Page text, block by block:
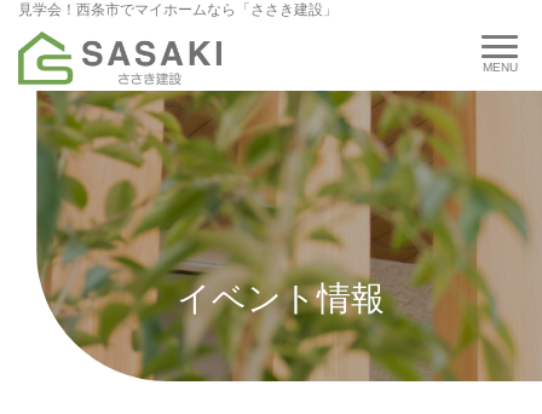
見学会！西条市でマイホームなら「ささき建設」
イベント情報